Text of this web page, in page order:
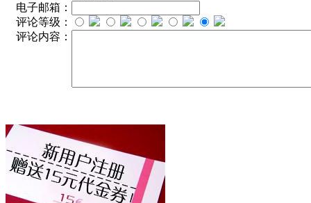
电子邮箱：
评论等级：
评论内容：